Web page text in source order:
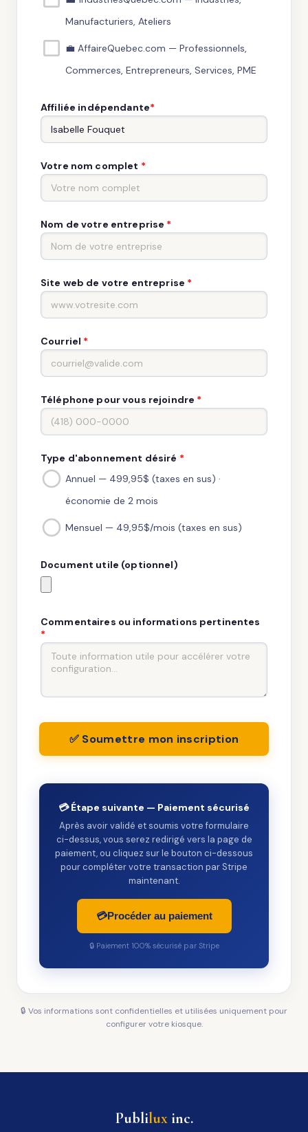
Manufacturiers, Ateliers
💼 AffaireQuebec.com — Professionnels,
Commerces, Entrepreneurs, Services, PME
Affiliée indépendante*
Votre nom complet *
Nom de votre entreprise *
Site web de votre entreprise *
Courriel *
Téléphone pour vous rejoindre *
Type d'abonnement désiré *
Annuel — 499,95$ (taxes en sus) ·
économie de 2 mois
Mensuel — 49,95$/mois (taxes en sus)
Document utile (optionnel)
Commentaires ou informations pertinentes
*
✅ Soumettre mon inscription
💳 Étape suivante — Paiement sécurisé
Après avoir validé et soumis votre formulaire
ci-dessus, vous serez redirigé vers la page de
paiement, ou cliquez sur le bouton ci-dessous
pour compléter votre transaction par Stripe
maintenant.
💳Procéder au paiement
🔒 Paiement 100% sécurisé par Stripe
🔒 Vos informations sont confidentielles et utilisées uniquement pour
configurer votre kiosque.
Publiluxinc.